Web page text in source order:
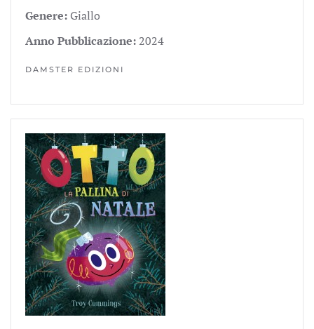
Genere: Giallo
Anno Pubblicazione: 2024
DAMSTER EDIZIONI